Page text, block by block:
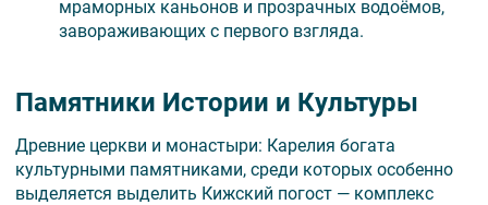
мраморных каньонов и прозрачных водоёмов,
завораживающих с первого взгляда.
Памятники Истории и Культуры
Древние церкви и монастыри: Карелия богата
культурными памятниками, среди которых особенно
выделяется выделить Кижский погост — комплекс